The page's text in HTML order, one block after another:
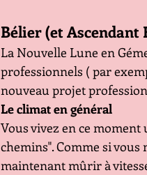
Bélier (et Ascendant
La Nouvelle Lune en
professionnels ( par
nouveau projet
Le climat en général
Vous vivez en ce
chemins". Comme si
maintenant mûrir à